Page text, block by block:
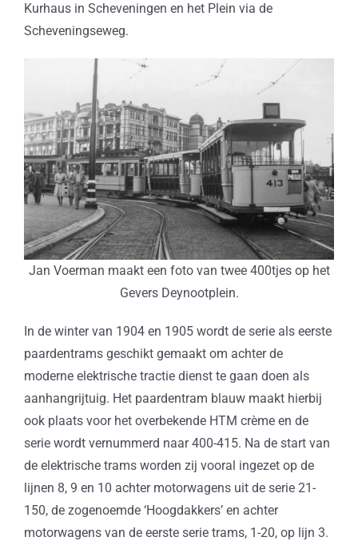
Kurhaus in Scheveningen en het Plein via de
Scheveningseweg.
Jan Voerman maakt een foto van twee 400tjes op het
Gevers Deynootplein.
In de winter van 1904 en 1905 wordt de serie als eerste
paardentrams geschikt gemaakt om achter de
moderne elektrische tractie dienst te gaan doen als
aanhangrijtuig. Het paardentram blauw maakt hierbij
ook plaats voor het overbekende HTM crème en de
serie wordt vernummerd naar 400-415. Na de start van
de elektrische trams worden zij vooral ingezet op de
lijnen 8, 9 en 10 achter motorwagens uit de serie 21-
150, de zogenoemde ‘Hoogdakkers’ en achter
motorwagens van de eerste serie trams, 1-20, op lijn 3.